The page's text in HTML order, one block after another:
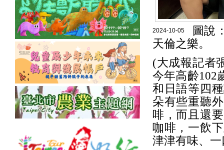
2024-10-05
圖說
天倫之樂。
(大成報記者
今年高齡102
和日語等四
朵有些重聽
啡，而且還
咖啡，一飲
津津有味、